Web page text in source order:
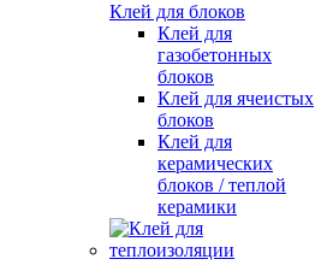
Клей для блоков
Клей для
газобетонных
блоков
Клей для ячеистых
блоков
Клей для
керамических
блоков / теплой
керамики